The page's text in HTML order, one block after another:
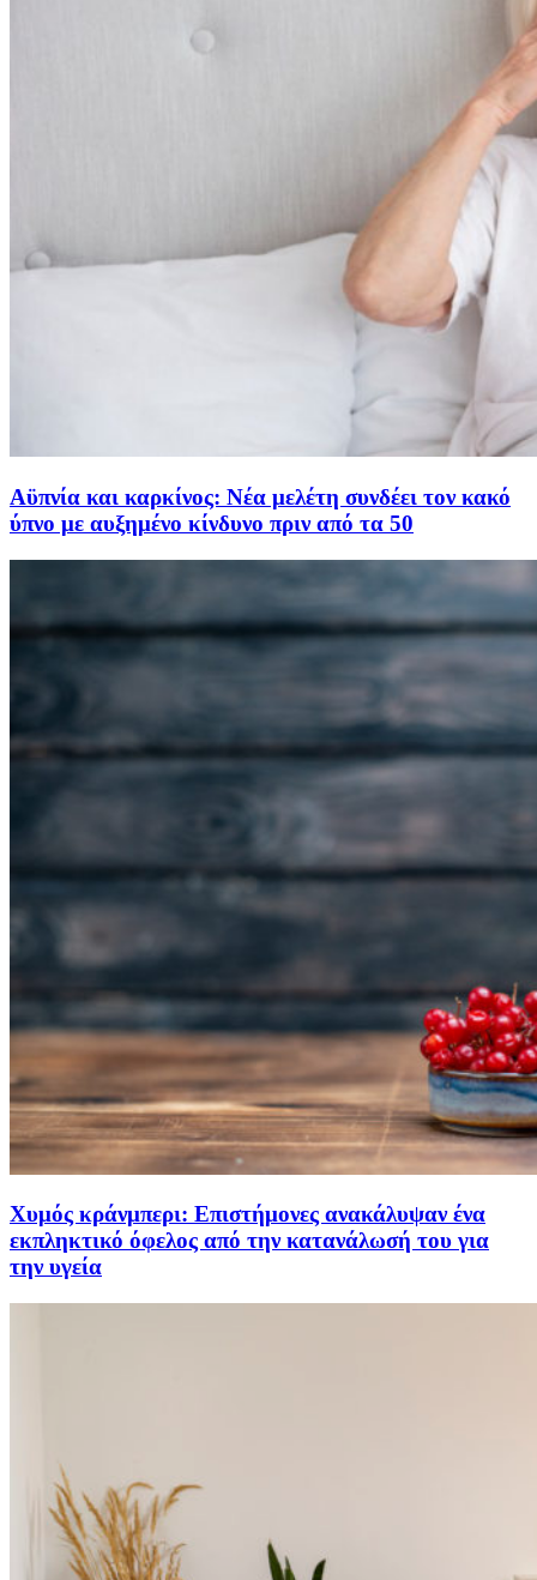
Αϋπνία και καρκίνος: Νέα μελέτη συνδέει τον κακό
ύπνο με αυξημένο κίνδυνο πριν από τα 50
Χυμός κράνμπερι: Επιστήμονες ανακάλυψαν ένα
εκπληκτικό όφελος από την κατανάλωσή του για
την υγεία